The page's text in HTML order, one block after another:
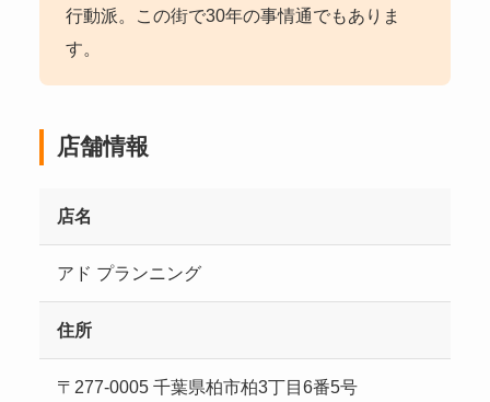
行動派。この街で30年の事情通でもありま
す。
店舗情報
店名
アド プランニング
住所
〒277-0005 千葉県柏市柏3丁目6番5号